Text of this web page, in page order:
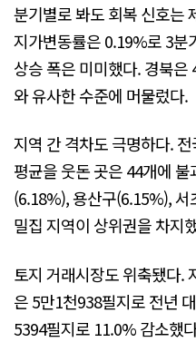
분기별로 봐도 회복 신호는
지가변동률은 0.19%로 3분
상승 폭은 미미했다. 경북
와 유사한 수준에 머물렀다.
지역 간 격차도 극명하다.
평균을 웃돈 곳은 44개에
(6.18%), 용산구(6.15%),
밀집 지역이 상위권을 차지
토지 거래시장도 위축됐다.
은 5만1천938필지로 전년
5394필지로 11.0% 감소했